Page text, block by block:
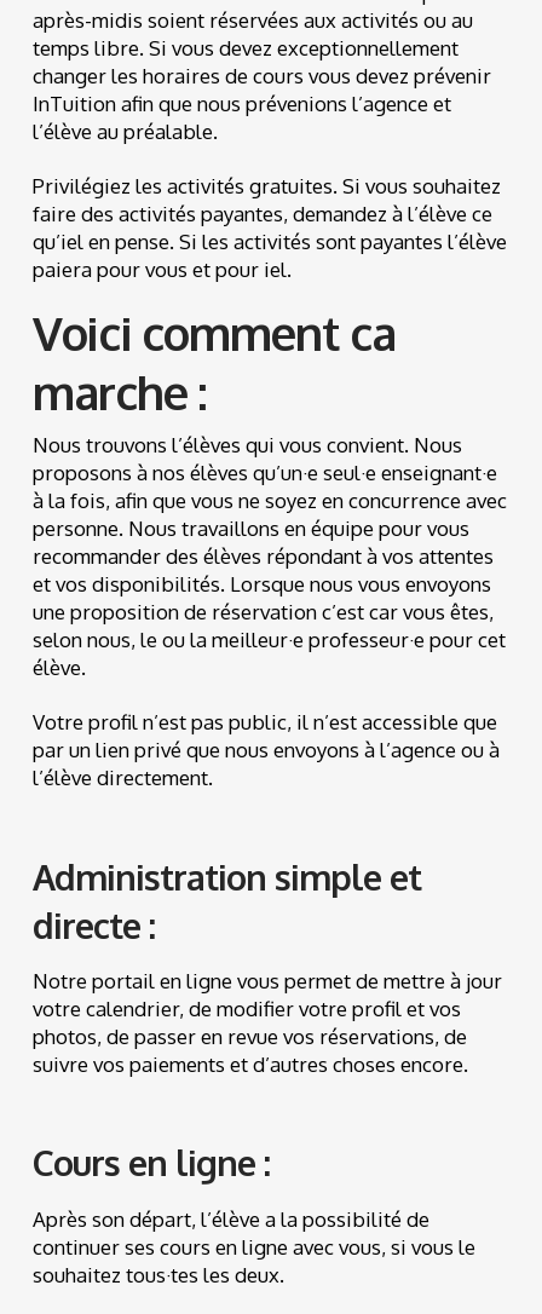
après-midis soient réservées aux activités ou au
temps libre. Si vous devez exceptionnellement
changer les horaires de cours vous devez prévenir
InTuition afin que nous prévenions l’agence et
l’élève au préalable.
Privilégiez les activités gratuites. Si vous souhaitez
faire des activités payantes, demandez à l’élève ce
qu’iel en pense. Si les activités sont payantes l’élève
paiera pour vous et pour iel.
Voici comment ca
marche :
Nous trouvons l’élèves qui vous convient. Nous
proposons à nos élèves qu’un·e seul·e enseignant·e
à la fois, afin que vous ne soyez en concurrence avec
personne. Nous travaillons en équipe pour vous
recommander des élèves répondant à vos attentes
et vos disponibilités. Lorsque nous vous envoyons
une proposition de réservation c’est car vous êtes,
selon nous, le ou la meilleur·e professeur·e pour cet
élève.
Votre profil n’est pas public, il n’est accessible que
par un lien privé que nous envoyons à l’agence ou à
l’élève directement.
Administration simple et
directe :
Notre portail en ligne vous permet de mettre à jour
votre calendrier, de modifier votre profil et vos
photos, de passer en revue vos réservations, de
suivre vos paiements et d’autres choses encore.
Cours en ligne :
Après son départ, l’élève a la possibilité de
continuer ses cours en ligne avec vous, si vous le
souhaitez tous·tes les deux.